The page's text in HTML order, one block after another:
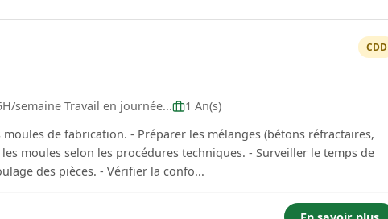
CDD
semaine Travail en journée...
1 An(s)
de fabrication. - Préparer les mélanges (bétons réfractaires,
moules selon les procédures techniques. - Surveiller le temps de
des pièces. - Vérifier la confo...